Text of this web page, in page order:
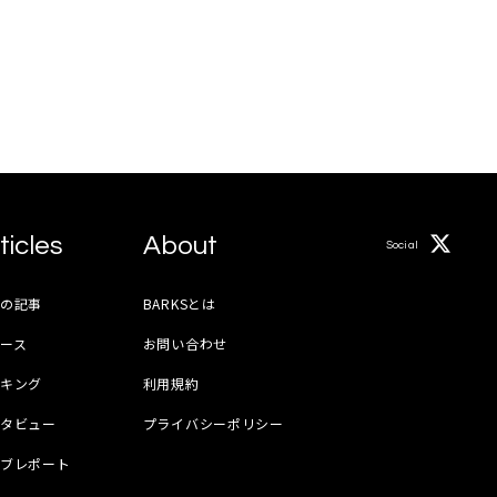
記事
ス
ング
ビュー
レポート
About
BARKSとは
お問い合わせ
利用規約
プライバシーポリシー
Social